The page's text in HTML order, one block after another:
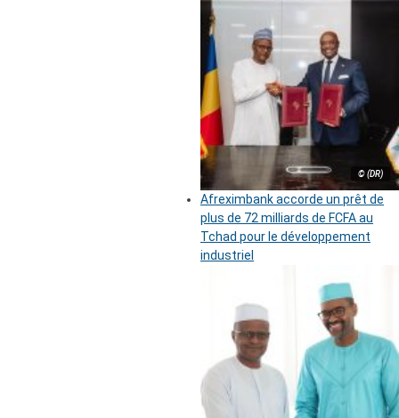
© (DR)
Afreximbank accorde un prêt de
plus de 72 milliards de FCFA au
Tchad pour le développement
industriel